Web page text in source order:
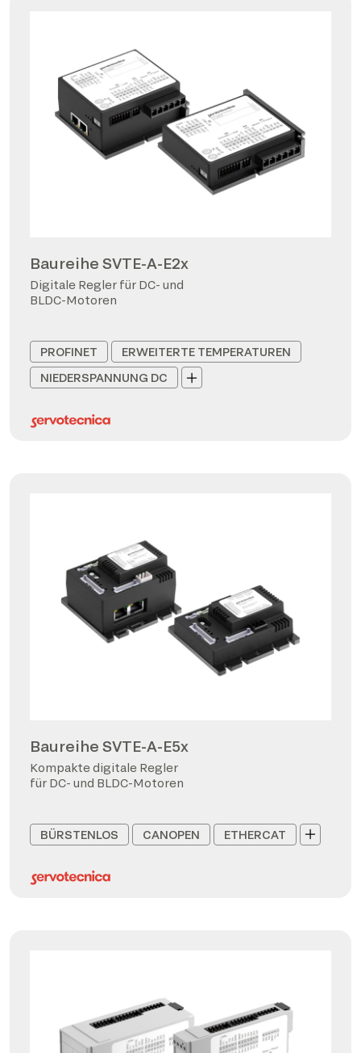
Baureihe SVTE-A-E2x
Digitale Regler für DC- und
BLDC-Motoren
PROFINET
ERWEITERTE TEMPERATUREN
NIEDERSPANNUNG DC
Baureihe SVTE-A-E5x
Kompakte digitale Regler
für DC- und BLDC-Motoren
BÜRSTENLOS CANOPEN ETHERCAT